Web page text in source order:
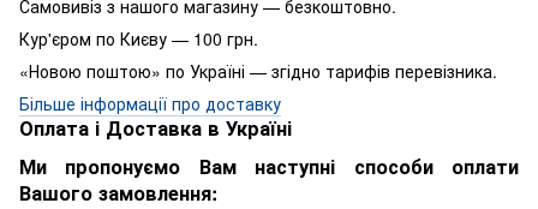
Самовивіз з нашого магазину — безкоштовно.
Кур'єром по Києву — 100 грн.
«Новою поштою» по Україні — згідно тарифів перевізника.
Більше інформації про доставку
Оплата і Доставка в Україні
Ми пропонуємо Вам наступні способи оплати
Вашого замовлення: